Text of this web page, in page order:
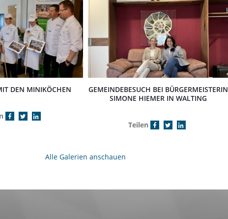
DEN MINIKÖCHEN
GEMEINDEBESUCH BEI BÜRGERMEISTERIN
SIMONE HIEMER IN WALTING
Teilen
Alle Galerien anschauen